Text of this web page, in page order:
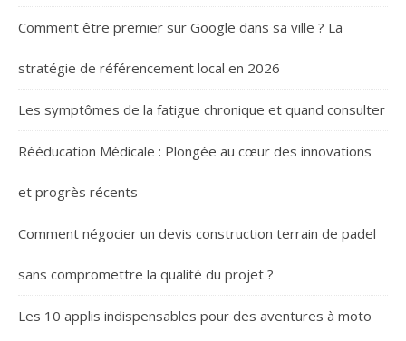
Comment être premier sur Google dans sa ville ? La
stratégie de référencement local en 2026
Les symptômes de la fatigue chronique et quand consulter
Rééducation Médicale : Plongée au cœur des innovations
et progrès récents
Comment négocier un devis construction terrain de padel
sans compromettre la qualité du projet ?
Les 10 applis indispensables pour des aventures à moto